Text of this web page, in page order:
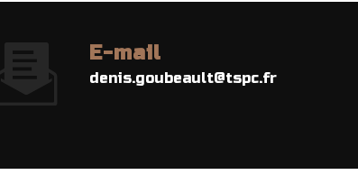
E-mail
denis.goubeault@tspc.fr